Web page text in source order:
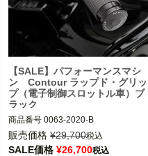
【SALE】パフォーマンスマシ
ン Contour ラップド・グリッ
プ（電子制御スロットル車）ブ
ラック
商品番号 0063-2020-B
0630-0543
販売価格 ¥29,700税込
SALE価格 ¥26,700税込